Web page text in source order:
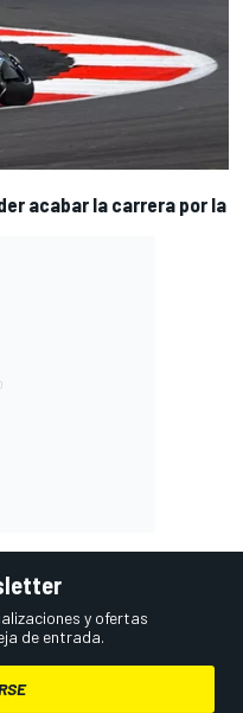
acabar la carrera por la
y ofertas
de entrada.